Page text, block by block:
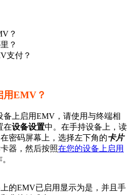
？
？
支付？
用EMV？
备上启用EMV，请使用与终端相
在设备设置中。在手持设备上，读
密码屏幕上，选择左下角的卡片
器，然后按照在您的设备上启用
的EMV已启用显示为是，并且手